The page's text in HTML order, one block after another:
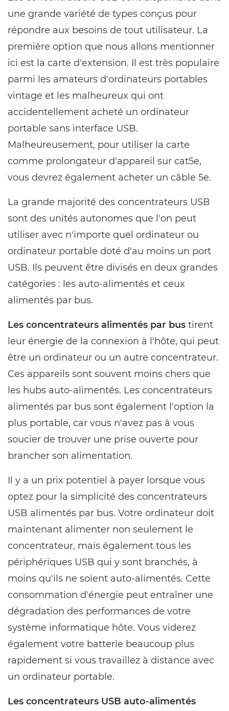
une grande variété de types conçus pour
répondre aux besoins de tout utilisateur. La
première option que nous allons mentionner
ici est la carte d'extension. Il est très populaire
parmi les amateurs d'ordinateurs portables
vintage et les malheureux qui ont
accidentellement acheté un ordinateur
portable sans interface USB.
Malheureusement, pour utiliser la carte
comme prolongateur d'appareil sur cat5e,
vous devrez également acheter un câble 5e.
La grande majorité des concentrateurs USB
sont des unités autonomes que l'on peut
utiliser avec n'importe quel ordinateur ou
ordinateur portable doté d'au moins un port
USB. Ils peuvent être divisés en deux grandes
catégories : les auto-alimentés et ceux
alimentés par bus.
Les concentrateurs alimentés par bus tirent
leur énergie de la connexion à l'hôte, qui peut
être un ordinateur ou un autre concentrateur.
Ces appareils sont souvent moins chers que
les hubs auto-alimentés. Les concentrateurs
alimentés par bus sont également l'option la
plus portable, car vous n'avez pas à vous
soucier de trouver une prise ouverte pour
brancher son alimentation.
Il y a un prix potentiel à payer lorsque vous
optez pour la simplicité des concentrateurs
USB alimentés par bus. Votre ordinateur doit
maintenant alimenter non seulement le
concentrateur, mais également tous les
périphériques USB qui y sont branchés, à
moins qu'ils ne soient auto-alimentés. Cette
consommation d'énergie peut entraîner une
dégradation des performances de votre
système informatique hôte. Vous viderez
également votre batterie beaucoup plus
rapidement si vous travaillez à distance avec
un ordinateur portable.
Les concentrateurs USB auto-alimentés